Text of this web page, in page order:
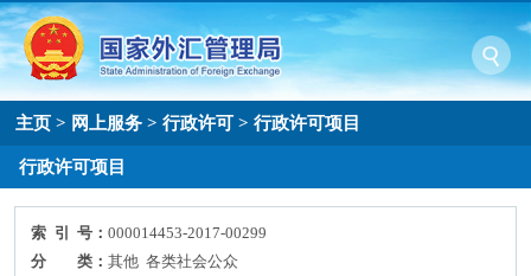
主页 > 网上服务 >行政许可 >行政许可项目
行政许可项目
索 引 号：000014453-2017-00299
分 类：其他 各类社会公众